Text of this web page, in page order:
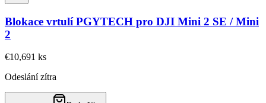
Blokace vrtulí PGYTECH pro DJI Mini 2 SE / Mini
2
€10,691 ks
Odeslání zítra